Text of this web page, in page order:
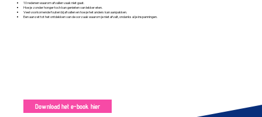
10 redenen waarom afvallen vaak niet gaat.
Hoe je zonder honger toch kan genieten van lekker eten.
Veel voorkomende fouten bij afvallen en hoe je het anders kan aanpakken.
Een aanzet tot het ontdekken van de oorzaak waarom je niet afvalt, ondanks al je inspanningen.
Download het e-book hier